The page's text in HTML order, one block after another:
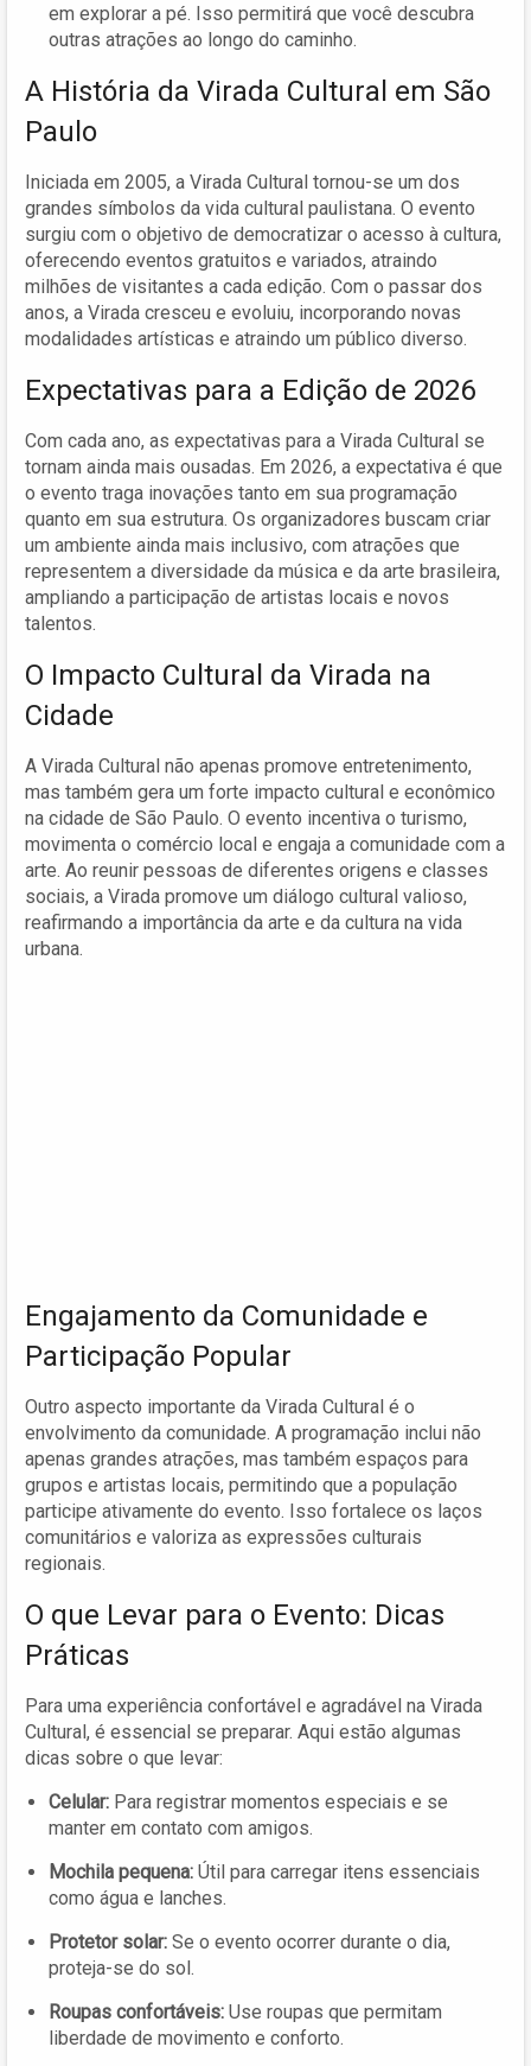
em explorar a pé. Isso permitirá que você descubra
outras atrações ao longo do caminho.
A História da Virada Cultural em São
Paulo
Iniciada em 2005, a Virada Cultural tornou-se um dos
grandes símbolos da vida cultural paulistana. O evento
surgiu com o objetivo de democratizar o acesso à cultura,
oferecendo eventos gratuitos e variados, atraindo
milhões de visitantes a cada edição. Com o passar dos
anos, a Virada cresceu e evoluiu, incorporando novas
modalidades artísticas e atraindo um público diverso.
Expectativas para a Edição de 2026
Com cada ano, as expectativas para a Virada Cultural se
tornam ainda mais ousadas. Em 2026, a expectativa é que
o evento traga inovações tanto em sua programação
quanto em sua estrutura. Os organizadores buscam criar
um ambiente ainda mais inclusivo, com atrações que
representem a diversidade da música e da arte brasileira,
ampliando a participação de artistas locais e novos
talentos.
O Impacto Cultural da Virada na
Cidade
A Virada Cultural não apenas promove entretenimento,
mas também gera um forte impacto cultural e econômico
na cidade de São Paulo. O evento incentiva o turismo,
movimenta o comércio local e engaja a comunidade com a
arte. Ao reunir pessoas de diferentes origens e classes
sociais, a Virada promove um diálogo cultural valioso,
reafirmando a importância da arte e da cultura na vida
urbana.
Engajamento da Comunidade e
Participação Popular
Outro aspecto importante da Virada Cultural é o
envolvimento da comunidade. A programação inclui não
apenas grandes atrações, mas também espaços para
grupos e artistas locais, permitindo que a população
participe ativamente do evento. Isso fortalece os laços
comunitários e valoriza as expressões culturais
regionais.
O que Levar para o Evento: Dicas
Práticas
Para uma experiência confortável e agradável na Virada
Cultural, é essencial se preparar. Aqui estão algumas
dicas sobre o que levar:
Celular: Para registrar momentos especiais e se
manter em contato com amigos.
Mochila pequena: Útil para carregar itens essenciais
como água e lanches.
Protetor solar: Se o evento ocorrer durante o dia,
proteja-se do sol.
Roupas confortáveis: Use roupas que permitam
liberdade de movimento e conforto.